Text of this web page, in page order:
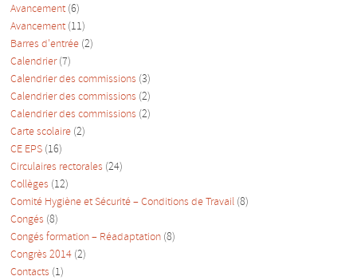
Avancement (6)
Avancement (11)
Barres d'entrée (2)
Calendrier(7)
Calendrier des commissions (3)
Calendrier des commissions (2)
Calendrier des commissions (2)
Carte scolaire (2)
CE EPS (16)
Circulaires rectorales (24)
Collèges (12)
Comité Hygiène et Sécurité – Conditions de Travail (8)
Congés (8)
Congés formation – Réadaptation (8)
Congrès 2014 (2)
Contacts (1)